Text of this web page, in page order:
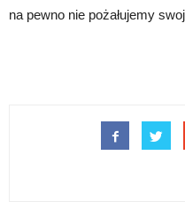
na pewno nie pożałujemy